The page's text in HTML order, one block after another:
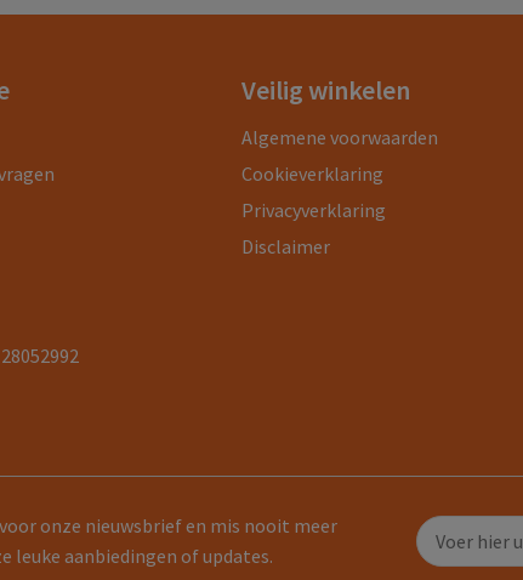
Veilig winkelen
Algemene voorwaarden
Cookieverklaring
Privacyverklaring
Disclaimer
onze nieuwsbrief en mis nooit meer
leuke aanbiedingen of updates.